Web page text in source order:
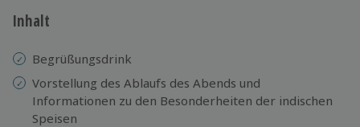
Inhalt
Begrüßungsdrink
Vorstellung des Ablaufs des Abends und
Informationen zu den Besonderheiten der indischen
Speisen